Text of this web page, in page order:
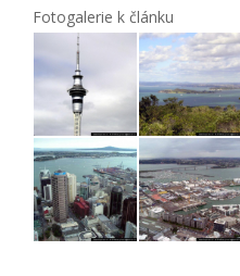
Fotogalerie k článku